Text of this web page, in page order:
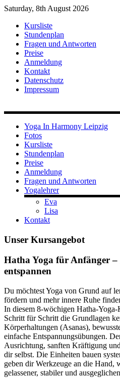
Saturday, 8th August 2026
Kursliste
Stundenplan
Fragen und Antworten
Preise
Anmeldung
Kontakt
Datenschutz
Impressum
Yoga In Harmony Leipzig
Fotos
Kursliste
Stundenplan
Preise
Anmeldung
Fragen und Antworten
Yogalehrer
Eva
Lisa
Kontakt
Unser Kursangebot
Hatha Yoga für Anfänger –
entspannen
Du möchtest Yoga von Grund auf
fördern und mehr innere Ruhe
In diesem 8-wöchigen Hatha-
Schritt für Schritt die Grundlagen
Körperhaltungen (Asanas),
einfache Entspannungsübungen.
Ausrichtung, sanften Kräftigung
dir selbst. Die Einheiten bauen
geben dir Werkzeuge an die Hand,
gelassener, stabiler und